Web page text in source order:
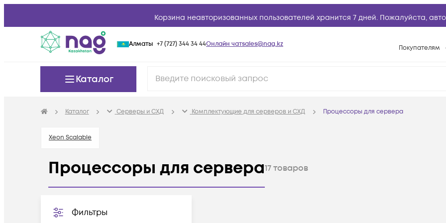
Корзина неавторизованных пользователей хранится 7 дней. Пожалуйста,
Алматы +7 (727) 344 34 44Онлайн чатsales@nag.kz Покупателям
Каталог
Каталог Серверы и СХД Комплектующие для серверов и СХД Процессоры для сервера
Xeon Scalable
Процессоры для сервера17товаров
Фильтры